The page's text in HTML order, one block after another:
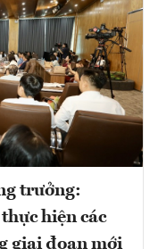
trưởng:
hiện các
giai đoạn mới